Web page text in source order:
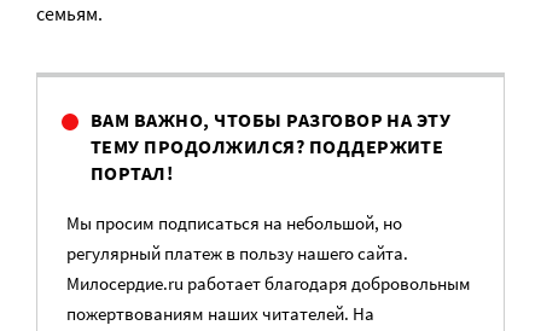
семьям.
ВАМ ВАЖНО, ЧТОБЫ РАЗГОВОР НА ЭТУ
ТЕМУ ПРОДОЛЖИЛСЯ? ПОДДЕРЖИТЕ
ПОРТАЛ!
Мы просим подписаться на небольшой, но
регулярный платеж в пользу нашего сайта.
Милосердие.ru работает благодаря добровольным
пожертвованиям наших читателей. На